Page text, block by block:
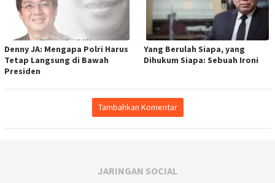
Denny JA: Mengapa Polri Harus
Tetap Langsung di Bawah
Presiden
Yang Berulah Siapa, yang
Dihukum Siapa: Sebuah Ironi
Tambahkan Komentar
JARINGAN SOCIAL